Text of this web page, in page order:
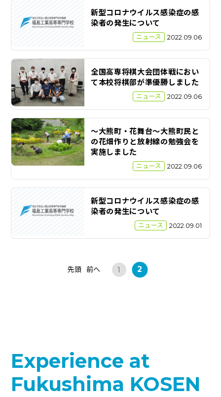
新型コロナウイルス感染症の感
染者の発生について
ニュース 2022.09.06
全国高専将棋大会団体戦におい
て本校将棋部が準優勝しました
ニュース 2022.09.06
～大熊町・花舞台～大熊町民と
の花畑作りと放射線の勉強会を
実施しました
ニュース 2022.09.06
新型コロナウイルス感染症の感
染者の発生について
ニュース 2022.09.01
先頭 前へ 1 2
Experience at
Fukushima KOSEN